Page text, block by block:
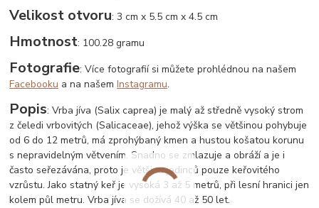
Velikost otvoru: 3 cm x 5.5 cm x 4.5 cm
Hmotnost: 100.28 gramu
Fotografie: Více fotografií si můžete prohlédnou na našem
Facebooku a na našemInstagramu.
Popis: Vrba jíva (Salix caprea) je malý až středně vysoký strom
z čeledi vrbovitých (Salicaceae), jehož výška se většinou pohybuje
od 6 do 12 metrů, má zprohýbaný kmen a hustou košatou korunu
s nepravidelným větvením. Snadno se zmlazuje a obráží a je i
často seřezávána, proto je většina jedinců pouze keřovitého
vzrůstu. Jako statný keř je vysoká 3 až 5 metrů, při lesní hranici jen
kolem půl metru. Vrba jíva se dožívá 40 až 50 let.